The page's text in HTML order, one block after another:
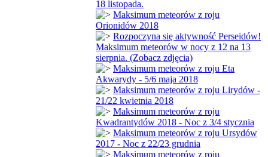
18 listopada.
Maksimum meteorów z roju
Orionidów 2018
Rozpoczyna się aktywność Perseidów!
Maksimum meteorów w nocy z 12 na 13
sierpnia. (Zobacz zdjęcia)
Maksimum meteorów z roju Eta
Akwarydy - 5/6 maja 2018
Maksimum meteorów z roju Lirydów -
21/22 kwietnia 2018
Maksimum meteorów z roju
Kwadrantydów 2018 - Noc z 3/4 stycznia
Maksimum meteorów z roju Ursydów
2017 - Noc z 22/23 grudnia
Maksimum meteorów z roju